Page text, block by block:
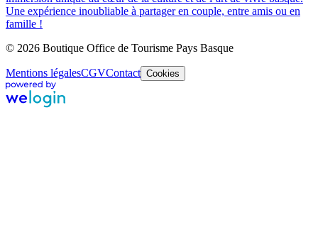
Une expérience inoubliable à partager en couple, entre amis ou en
famille !
© 2026 Boutique Office de Tourisme Pays Basque
Mentions légalesCGVContact Cookies